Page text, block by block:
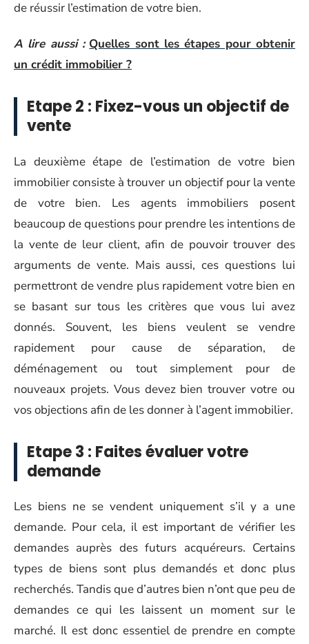
de réussir l’estimation de votre bien.
A lire aussi : Quelles sont les étapes pour obtenir
un crédit immobilier ?
Etape 2 : Fixez-vous un objectif de
vente
La deuxième étape de l’estimation de votre bien
immobilier consiste à trouver un objectif pour la vente
de votre bien. Les agents immobiliers posent
beaucoup de questions pour prendre les intentions de
la vente de leur client, afin de pouvoir trouver des
arguments de vente. Mais aussi, ces questions lui
permettront de vendre plus rapidement votre bien en
se basant sur tous les critères que vous lui avez
donnés. Souvent, les biens veulent se vendre
rapidement pour cause de séparation, de
déménagement ou tout simplement pour de
nouveaux projets. Vous devez bien trouver votre ou
vos objections afin de les donner à l’agent immobilier.
Etape 3 : Faites évaluer votre
demande
Les biens ne se vendent uniquement s’il y a une
demande. Pour cela, il est important de vérifier les
demandes auprès des futurs acquéreurs. Certains
types de biens sont plus demandés et donc plus
recherchés. Tandis que d’autres bien n’ont que peu de
demandes ce qui les laissent un moment sur le
marché. Il est donc essentiel de prendre en compte